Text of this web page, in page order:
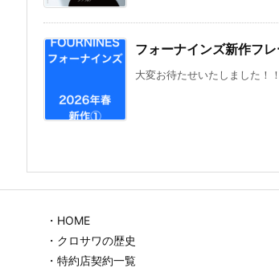
フォーナインズ新作フ
大変お待たせいたしました！
・HOME
・クロサワの歴史
・特約店契約一覧